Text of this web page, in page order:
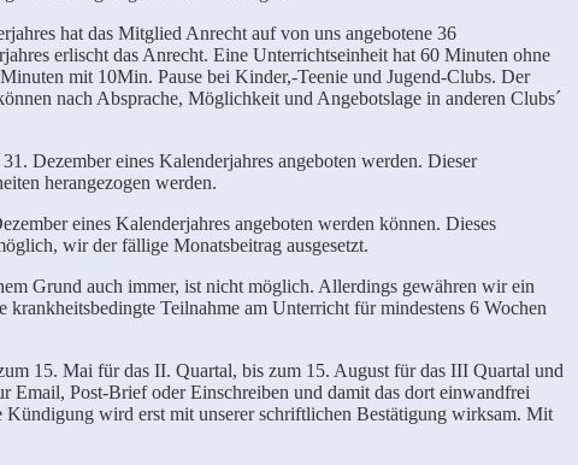
hat das Mitglied Anrecht auf von uns angebotene 36
erlischt das Anrecht. Eine Unterrichtseinheit hat 60 Minuten ohne
mit 10Min. Pause bei Kinder,-Teenie und Jugend-Clubs. Der
nach Absprache, Möglichkeit und Angebotslage in anderen Clubs´
Dezember eines Kalenderjahres angeboten werden. Dieser
herangezogen werden.
eines Kalenderjahres angeboten werden können. Dieses
wir der fällige Monatsbeitrag ausgesetzt.
Grund auch immer, ist nicht möglich. Allerdings gewähren wir ein
Teilnahme am Unterricht für mindestens 6 Wochen
15. Mai für das II. Quartal, bis zum 15. August für das III Quartal und
Email, Post-Brief oder Einschreiben und damit das dort einwandfrei
wird erst mit unserer schriftlichen Bestätigung wirksam. Mit